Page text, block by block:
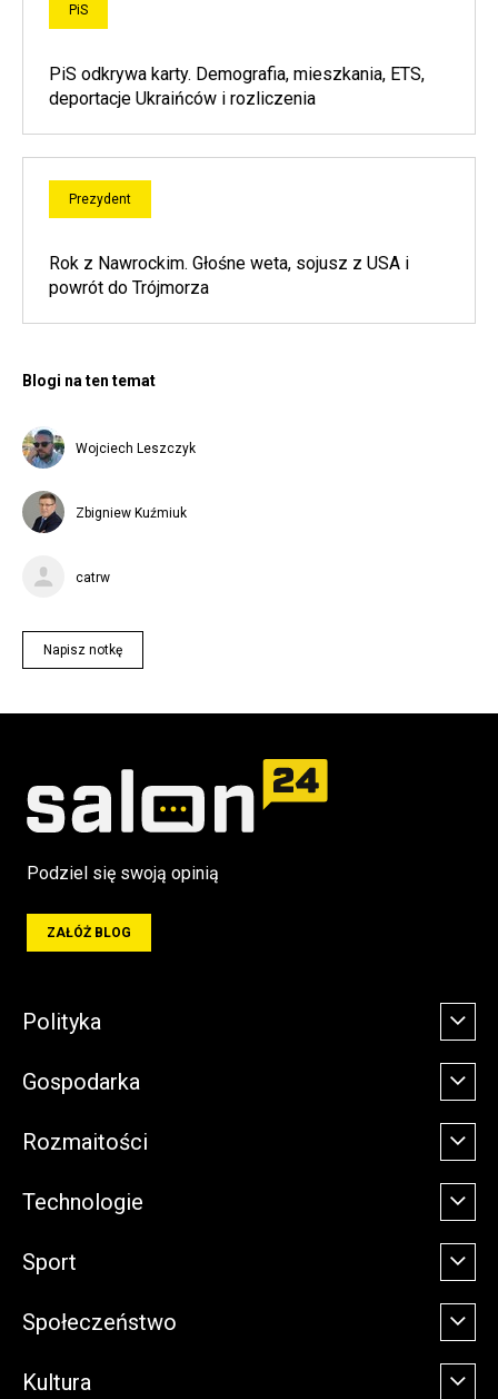
PiS
PiS odkrywa karty. Demografia, mieszkania, ETS,
deportacje Ukraińców i rozliczenia
Prezydent
Rok z Nawrockim. Głośne weta, sojusz z USA i
powrót do Trójmorza
Blogi na ten temat
Wojciech Leszczyk
Zbigniew Kuźmiuk
catrw
Napisz notkę
Podziel się swoją opinią
ZAŁÓŻ BLOG
Polityka
Gospodarka
Rozmaitości
Technologie
Sport
Społeczeństwo
Kultura